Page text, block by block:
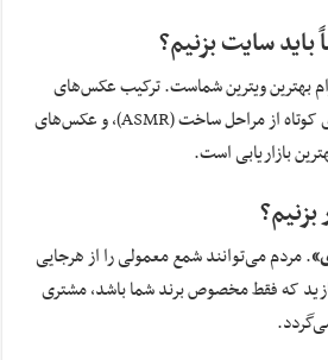
بهترین ویترین شماست. ترکیب عکس‌های
مینیمال از شمع‌ها، ویدیوهای کوتاه از مراحل ساخت (ASMR)، و عکس‌های
بازاریابی است.
. مردم می‌توانند شمع معمولی را از هرجایی
که فقط مخصوص برند شما باشد، مشتری